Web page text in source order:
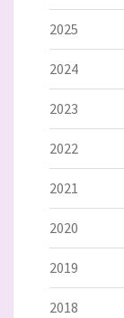
2025
2024
2023
2022
2021
2020
2019
2018